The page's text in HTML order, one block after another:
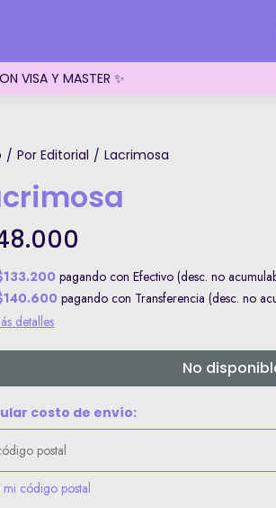
VISA Y MASTER ✨
/ Por Editorial / Lacrimosa
pagando con Efectivo (desc. no
pagando con Transferencia (desc. no
detalles
No
costo de envío:
mi código postal